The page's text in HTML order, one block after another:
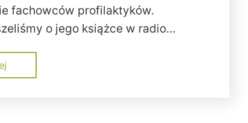
fachowców profilaktyków.
o jego książce w radio…